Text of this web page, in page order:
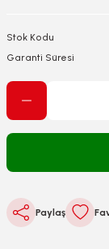
Stok Kodu
Garanti Süresi
Paylaş